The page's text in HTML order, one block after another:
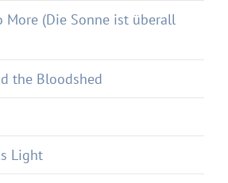
More (Die Sonne ist überall
the Bloodshed
Light